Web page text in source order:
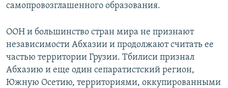
самопровозглашенного образования.
ООН и большинство стран мира не признают
независимости Абхазии и продолжают считать ее
частью территории Грузии. Тбилиси признал
Абхазию и еще один сепаратистский регион,
Южную Осетию, территориями, оккупированными